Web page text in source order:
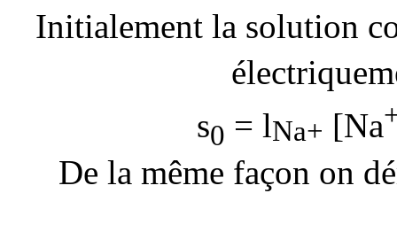
Initialement la solution
s0 = lNa+ [Na
De la même façon on